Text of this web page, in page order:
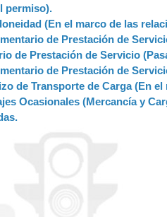
para Conducir Tercer
Carga, Motocicletas,
Guarda y Custodia de Vehículos
de Transferir la Propiedad del
permiso).
(En el marco de las
de Prestación de
de Prestación de Servicio
de Prestación de
de Transporte de Carga (En
Ocasionales (Mercancía y